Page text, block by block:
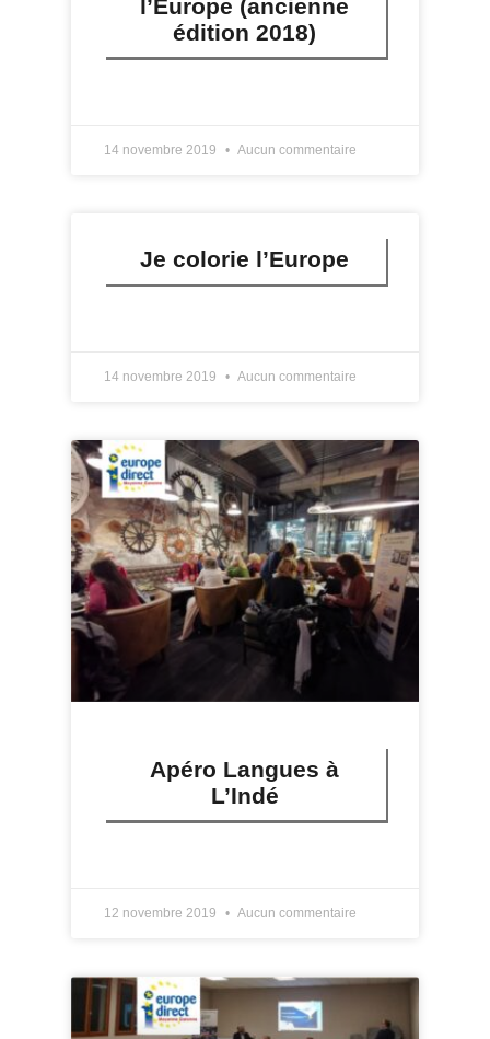
l’Europe (ancienne
édition 2018)
14 novembre 2019 Aucun commentaire
Je colorie l’Europe
14 novembre 2019 Aucun commentaire
Apéro Langues à
L’Indé
12 novembre 2019 Aucun commentaire